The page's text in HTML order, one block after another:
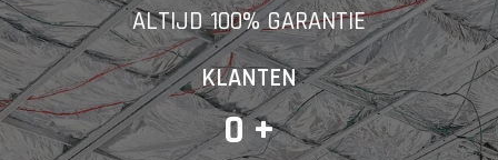
Telefoonnummer
ALTIJD 100% GARANTIE
KLANTEN
0 +